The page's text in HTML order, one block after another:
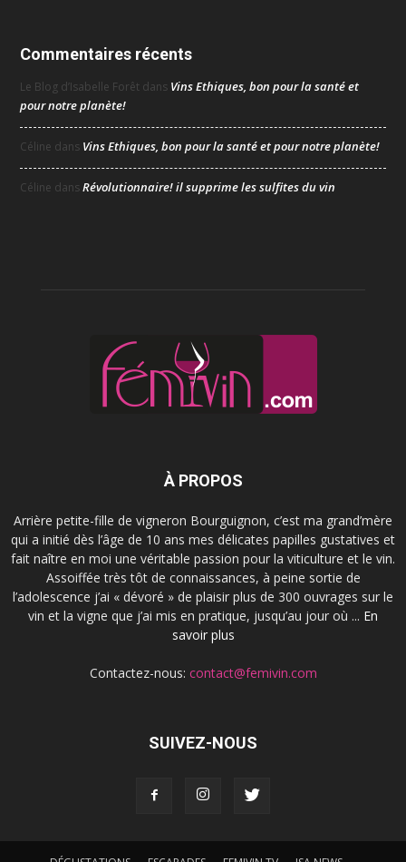
Commentaires récents
Le Blog d’Isabelle Forêt dans Vins Ethiques, bon pour la santé et
pour notre planète!
Céline dans Vins Ethiques, bon pour la santé et pour notre planète!
Céline dansRévolutionnaire! il supprime les sulfites du vin
À PROPOS
Arrière petite-fille de vigneron Bourguignon, c’est ma grand’mère
qui a initié dès l’âge de 10 ans mes délicates papilles gustatives et
fait naître en moi une véritable passion pour la viticulture et le vin.
Assoiffée très tôt de connaissances, à peine sortie de
l’adolescence j’ai « dévoré » de plaisir plus de 300 ouvrages sur le
vin et la vigne que j’ai mis en pratique, jusqu’au jour où ... En
savoir plus
Contactez-nous: contact@femivin.com
SUIVEZ-NOUS